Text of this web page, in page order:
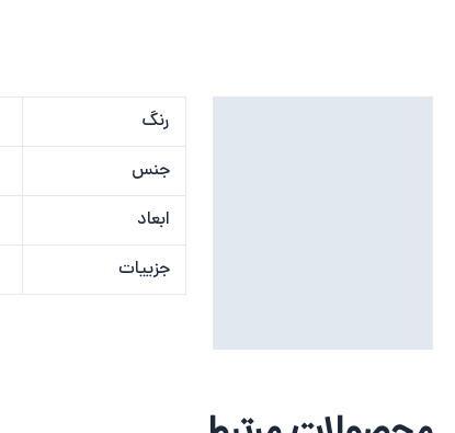
رنگ
جنس
ابعاد
جزییات